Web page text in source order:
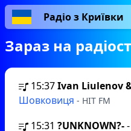
Радіо з Криївки
Зараз на
15:37Ivan Liulenov
Шовковиця - HIT FM
15:31 ?UNKNOWN?--